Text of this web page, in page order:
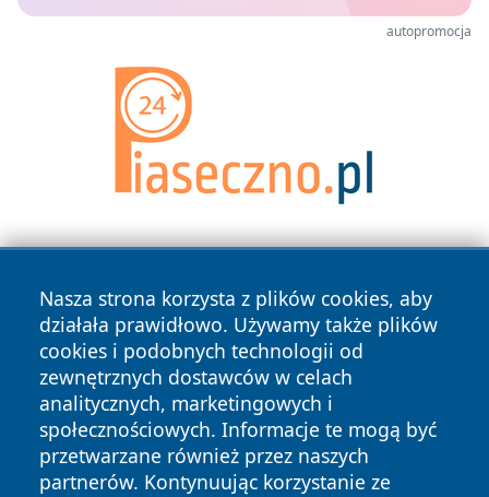
autopromocja
Nasza strona korzysta z plików cookies, aby
działała prawidłowo. Używamy także plików
cookies i podobnych technologii od
zewnętrznych dostawców w celach
analitycznych, marketingowych i
społecznościowych. Informacje te mogą być
przetwarzane również przez naszych
partnerów. Kontynuując korzystanie ze
Copyright © 2026 zywieconline.pl Wszystkie prawa
zastrzeżone.
Polityka Polityka